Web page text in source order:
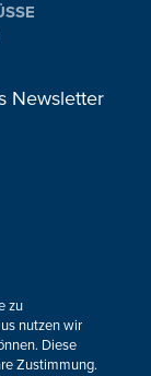
Newsletter
zu
nutzen wir
Diese
Zustimmung.